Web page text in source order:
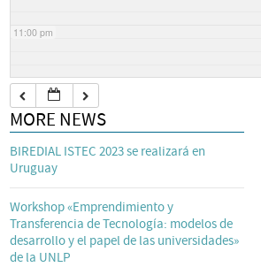
11:00 pm
MORE NEWS
BIREDIAL ISTEC 2023 se realizará en
Uruguay
Workshop «Emprendimiento y
Transferencia de Tecnología: modelos de
desarrollo y el papel de las universidades»
de la UNLP